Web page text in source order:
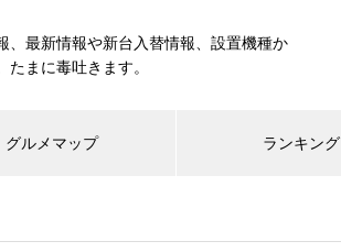
、最新情報や新台入替情報、設置機種か
まに毒吐きます。
グルメマップ ランキング